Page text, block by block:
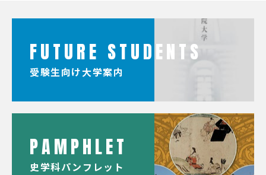
FUTURE STUDENTS
受験生向け大学案内
PAMPHLET
史学科パンフレット